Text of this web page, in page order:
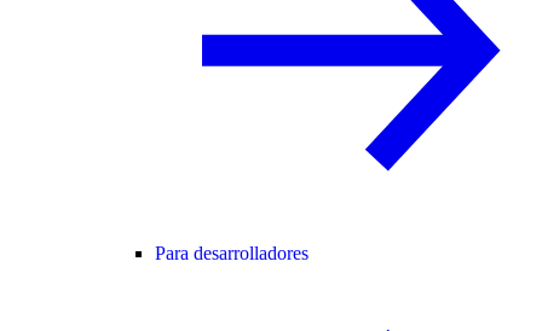
Para desarrolladores